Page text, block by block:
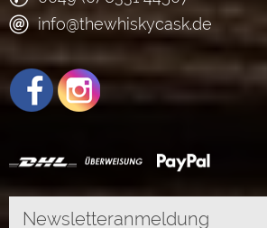
info@thewhiskycask.de